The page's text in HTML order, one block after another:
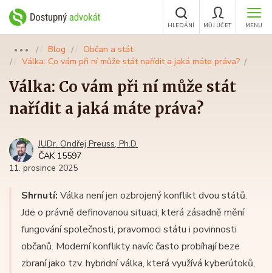
MENU
MŮJ ÚČET
HLEDÁNÍ
●●● Blog
Občan a stát
Válka: Co vám při ní může stát nařídit a jaká máte práva?
Válka: Co vám při ní může stát
nařídit a jaká máte práva?
JUDr. Ondřej Preuss, Ph.D.
ČAK 15597
11. prosince 2025
Shrnutí: Válka není jen ozbrojený konflikt dvou států.
Jde o právně definovanou situaci, která zásadně mění
fungování společnosti, pravomoci státu i povinnosti
občanů. Moderní konflikty navíc často probíhají beze
zbraní jako tzv. hybridní válka, která využívá kyberútoků,